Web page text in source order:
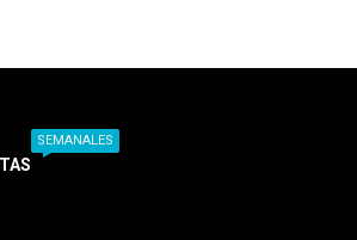
SEMANALES